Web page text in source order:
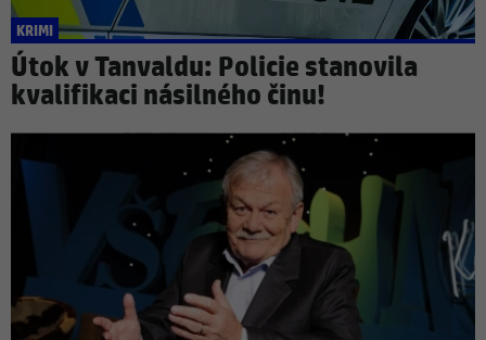
KRIMI
Útok v Tanvaldu: Policie stanovila
kvalifikaci násilného činu!